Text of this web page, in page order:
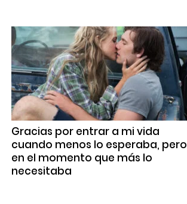
Gracias por entrar a mi vida
cuando menos lo esperaba, pero
en el momento que más lo
necesitaba